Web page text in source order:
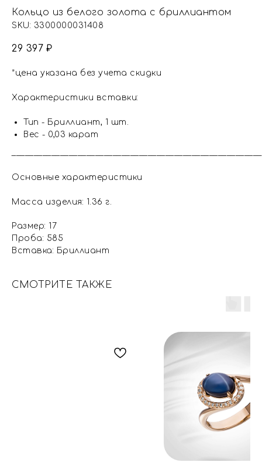
Кольцо из белого золота с бриллиантом
SKU: 3300000031408
29 397 ₽
*цена указана без учета скидки
Характеристики вставки:
Тип - Бриллиант, 1 шт.
Вес - 0,03 карат
Основные характеристики
Масса изделия: 1.36 г.
Размер: 17
Проба: 585
Вставка: Бриллиант
СМОТРИТЕ ТАКЖЕ